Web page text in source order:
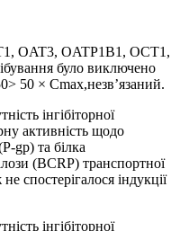
OAT3, OATP1B1, OCT1,
було виключено
50 × Cmax,незв’язаний.
інгібіторної
активність щодо
gp) та білка
(BCRP) транспортної
спостерігалося індукції
інгібіторної